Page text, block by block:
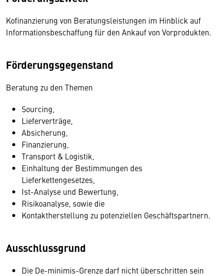
Kofinanzierung von Beratungsleistungen im Hinblick auf
Informationsbeschaffung für den Ankauf von Vorprodukten.
Förderungsgegenstand
Beratung zu den Themen
Sourcing,
Lieferverträge,
Absicherung,
Finanzierung,
Transport & Logistik,
Einhaltung der Bestimmungen des
Lieferkettengesetzes,
Ist-Analyse und Bewertung,
Risikoanalyse, sowie die
Kontaktherstellung zu potenziellen Geschäftspartnern.
Ausschlussgrund
Die De-minimis-Grenze darf nicht überschritten sein